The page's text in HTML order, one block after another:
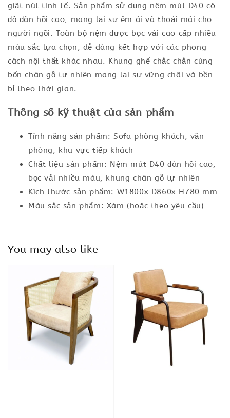
giật nút tinh tế. Sản phẩm sử dụng nệm mút D40 có
độ đàn hồi cao, mang lại sự êm ái và thoải mái cho
người ngồi. Toàn bộ nệm được bọc vải cao cấp nhiều
màu sắc lựa chọn, dễ dàng kết hợp với các phong
cách nội thất khác nhau. Khung ghế chắc chắn cùng
bốn chân gỗ tự nhiên mang lại sự vững chãi và bền
bỉ theo thời gian.
Thông số kỹ thuật của sản phẩm
Tính năng sản phẩm: Sofa phòng khách, văn
phòng, khu vực tiếp khách
Chất liệu sản phẩm: Nệm mút D40 đàn hồi cao,
bọc vải nhiều màu, khung chân gỗ tự nhiên
Kích thước sản phẩm: W1800x D860x H780 mm
Màu sắc sản phẩm: Xám (hoặc theo yêu cầu)
You may also like